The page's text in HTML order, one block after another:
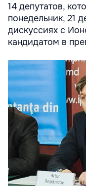
14 депутатов,
понедельник, 21
дискуссиях с
кандидатом в